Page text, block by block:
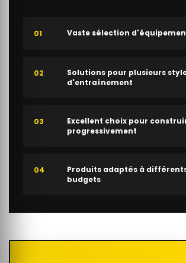
01 Vaste sélection
02
Solutions pour plusieurs
d'entraînement
03
Excellent choix pour
progressivement
04
Produits adaptés à
budgets